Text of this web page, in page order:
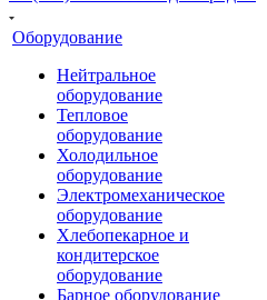
Оборудование
Нейтральное
оборудование
Тепловое
оборудование
Холодильное
оборудование
Электромеханическое
оборудование
Хлебопекарное и
кондитерское
оборудование
Барное оборудование